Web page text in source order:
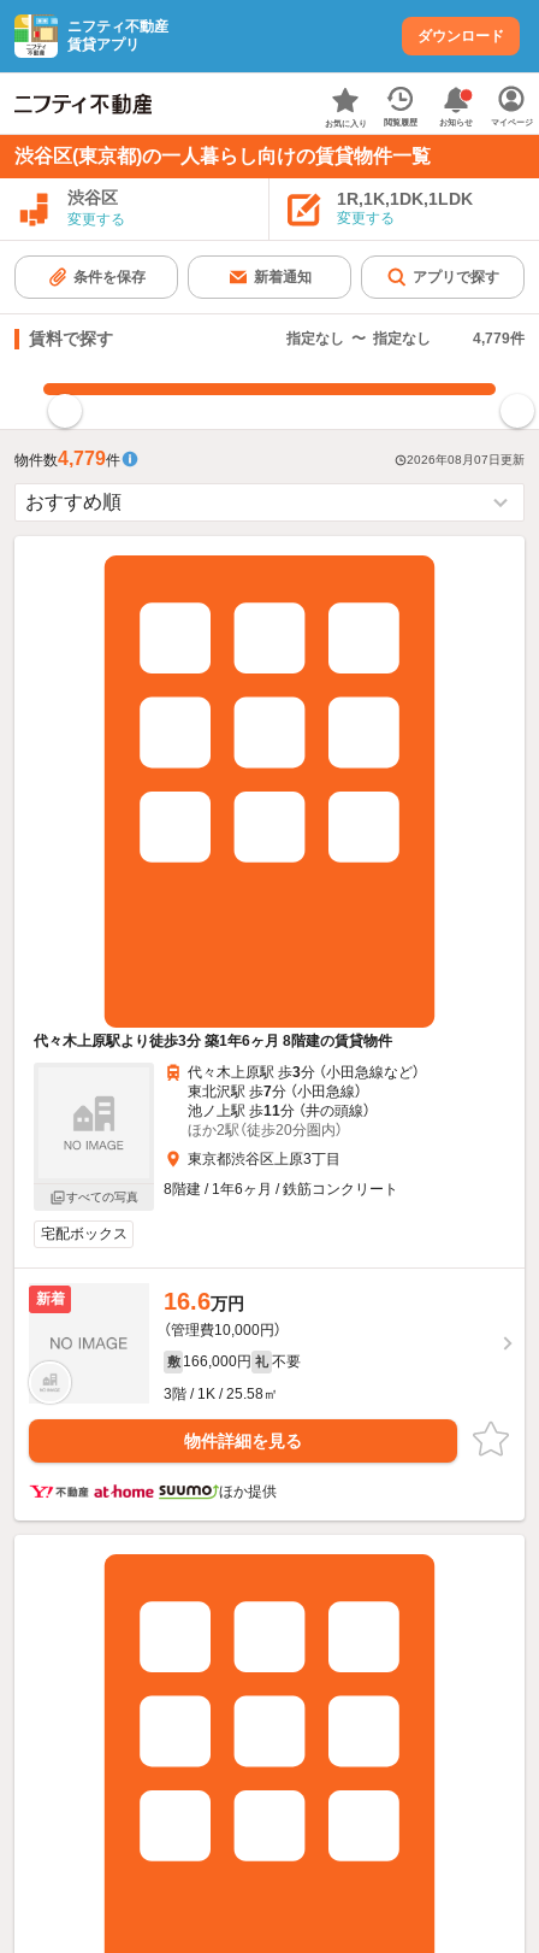
ニフティ不動産
賃貸アプリ
ダウンロード
お気に入り 閲覧履歴 お知らせ マイページ
渋谷区(東京都)の一人暮らし向けの賃貸物件一覧
渋谷区
変更する
1R,1K,1DK,1LDK
変更する
条件を保存 新着通知 アプリで探す
賃料で探す 指定なし 〜 指定なし 4,779件
物件数4,779件 2026年08月07日更新
代々木上原駅より徒歩3分 築1年6ヶ月 8階建の賃貸物件
すべての写真
代々木上原駅 歩3分 （小田急線など）
東北沢駅 歩7分 （小田急線）
池ノ上駅 歩11分 （井の頭線）
ほか2駅（徒歩20分圏内）
東京都渋谷区上原3丁目
8階建 / 1年6ヶ月 / 鉄筋コンクリート
宅配ボックス
新着 16.6万円
（管理費10,000円）
敷 166,000円 礼 不要
3階 / 1K / 25.58㎡
物件詳細を見る
ほか提供